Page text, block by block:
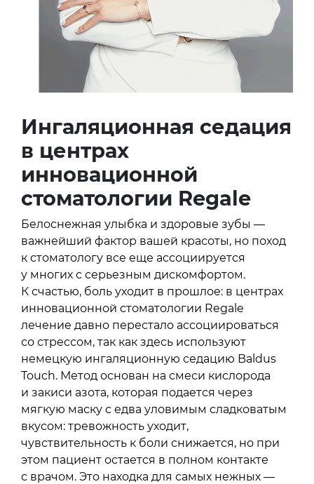
Ингаляционная седация
в центрах
инновационной
стоматологии Regale
Белоснежная улыбка и здоровые зубы —
важнейший фактор вашей красоты, но поход
к стоматологу все еще ассоциируется
у многих с серьезным дискомфортом.
К счастью, боль уходит в прошлое: в центрах
инновационной стоматологии Regale
лечение давно перестало ассоциироваться
со стрессом, так как здесь используют
немецкую ингаляционную седацию Baldus
Touch. Метод основан на смеси кислорода
и закиси азота, которая подается через
мягкую маску с едва уловимым сладковатым
вкусом: тревожность уходит,
чувствительность к боли снижается, но при
этом пациент остается в полном контакте
с врачом. Это находка для самых нежных —